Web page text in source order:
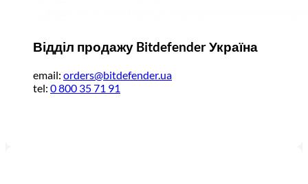
Відділ продажу Bitdefender Україна
email: orders@bitdefender.ua
tel: 0 800 35 71 91